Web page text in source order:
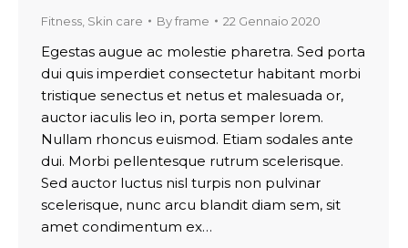
Fitness, Skin care Byframe 22 Gennaio 2020
Egestas augue ac molestie pharetra. Sed porta
dui quis imperdiet consectetur habitant morbi
tristique senectus et netus et malesuada or,
auctor iaculis leo in, porta semper lorem.
Nullam rhoncus euismod. Etiam sodales ante
dui. Morbi pellentesque rutrum scelerisque.
Sed auctor luctus nisl turpis non pulvinar
scelerisque, nunc arcu blandit diam sem, sit
amet condimentum ex…